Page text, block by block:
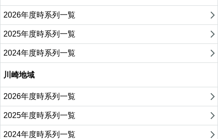
2026年度時系列一覧
2025年度時系列一覧
2024年度時系列一覧
川崎地域
2026年度時系列一覧
2025年度時系列一覧
2024年度時系列一覧